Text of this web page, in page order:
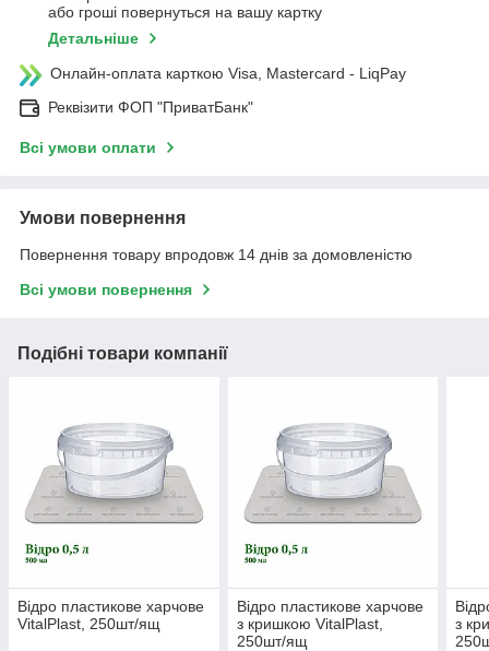
або гроші повернуться на вашу картку
Детальніше
Онлайн-оплата карткою Visa, Mastercard - LiqPay
Реквізити ФОП "ПриватБанк"
Всі умови оплати
Умови повернення
Повернення товару впродовж 14 днів за домовленістю
Всі умови повернення
Подібні товари компанії
Відро пластикове харчове
VitalPlast, 250шт/ящ
Відро пластикове харчове
з кришкою VitalPlast,
250шт/ящ
з